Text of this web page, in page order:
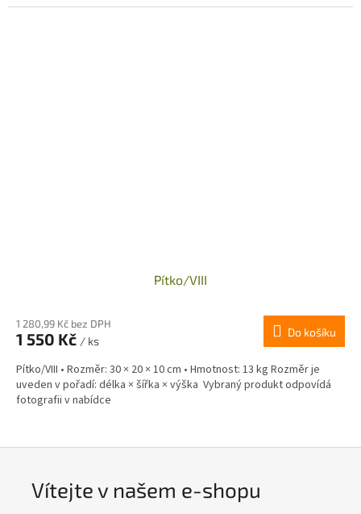
Pítko/VIII
1 280,99 Kč bez DPH
1 550 Kč / ks
Do košíku
Pítko/VIII • Rozměr: 30 × 20 × 10 cm • Hmotnost: 13 kg Rozměr je
uveden v pořadí: délka × šířka × výška Vybraný produkt odpovídá
fotografii v nabídce
Vítejte v našem e-shopu